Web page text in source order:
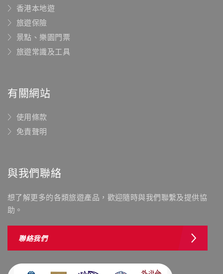
香港本地遊
旅遊保險
景點、樂園門票
旅遊常識及工具
有關網站
使用條款
免責聲明
與我們聯絡
想了解更多的各類旅遊產品，歡迎隨時與我們聯繫及提供協
助。
聯絡我們